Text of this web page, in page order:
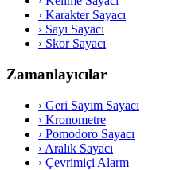
› Karakter Sayacı
› Sayı Sayacı
› Skor Sayacı
Zamanlayıcılar
› Geri Sayım Sayacı
› Kronometre
› Pomodoro Sayacı
› Aralık Sayacı
› Çevrimiçi Alarm